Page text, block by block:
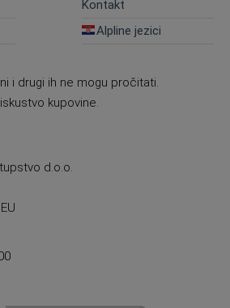
Kontakt
Alpline jezici
i drugi ih ne mogu pročitati.
kupovine.
d.o.o.